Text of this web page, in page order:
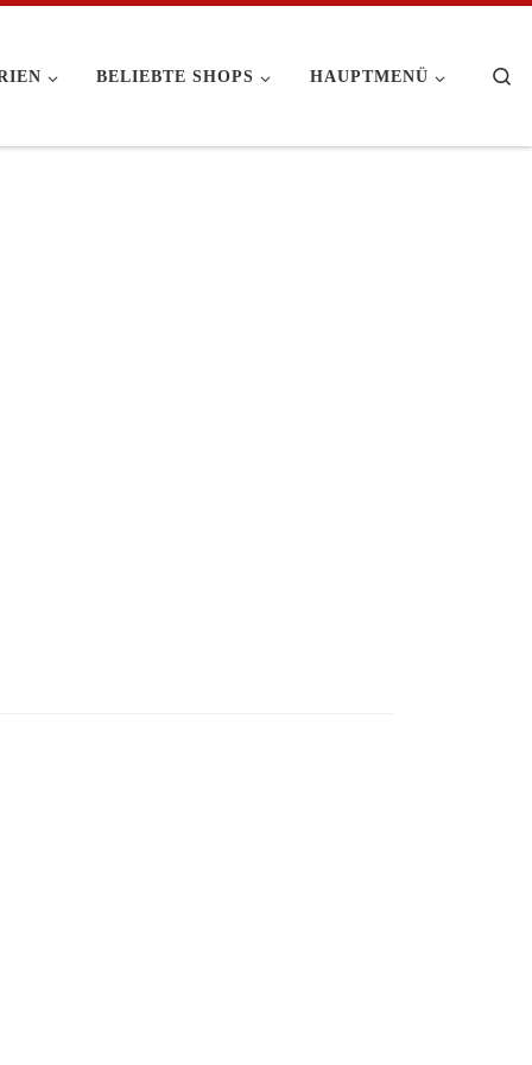
BELIEBTE SHOPS HAUPTMENÜ